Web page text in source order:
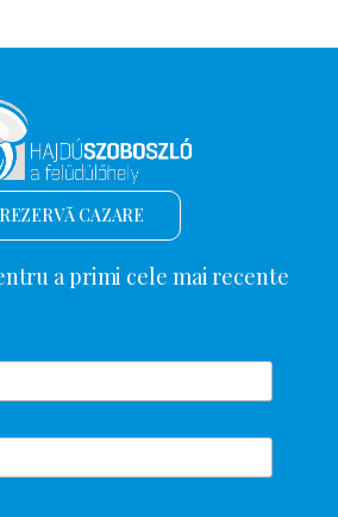
REZERVĂ CAZARE
a primi cele mai recente